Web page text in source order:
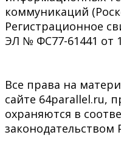
коммуникаций
Регистрационное
ЭЛ № ФС77-61441 от
Все права на
сайте 64parallel.ru,
охраняются в
законодательством